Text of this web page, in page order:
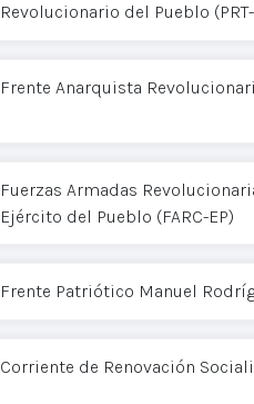
Revolucionario del Pueblo (PRT-
Frente Anarquista
Fuerzas Armadas
Ejército del Pueblo (FARC-EP)
Frente Patriótico Manuel
Corriente de Renovación